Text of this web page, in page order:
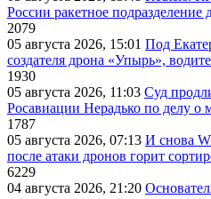
России ракетное подразделение
2079
05 августа 2026, 15:01 Под
создателя дрона «Упырь»,
1930
05 августа 2026, 11:03 Суд
Росавиации Нерадько по делу о
1787
05 августа 2026, 07:13 И снова
после атаки дронов горит
6229
04 августа 2026, 21:20